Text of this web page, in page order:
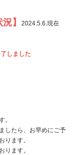
】 2024.5.6.現在
しました
。
したら、お早めにご予
ります。
ります。